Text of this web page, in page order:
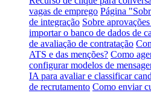
vagas de emprego Página
de integração Sobre
importar o banco de dados de
de avaliação de contratação
ATS e das menções? Como
configurar modelos de
IA para avaliar e classificar
de recrutamento Como enviar